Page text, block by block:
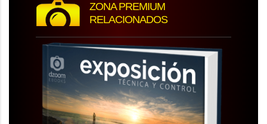
ZONA PREMIUM
RELACIONADOS